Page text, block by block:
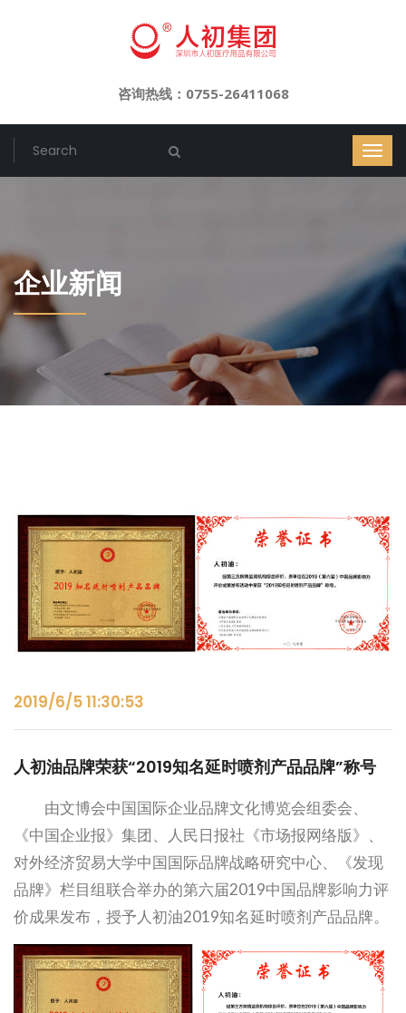
咨询热线：0755-26411068
企业新闻
2019/6/5 11:30:53
人初油品牌荣获“2019知名延时喷剂产品品牌”称号
由文博会中国国际企业品牌文化博览会组委会、
《中国企业报》集团、人民日报社《市场报网络版》、
对外经济贸易大学中国国际品牌战略研究中心、《发现
品牌》栏目组联合举办的第六届2019中国品牌影响力评
价成果发布，授予人初油2019知名延时喷剂产品品牌。